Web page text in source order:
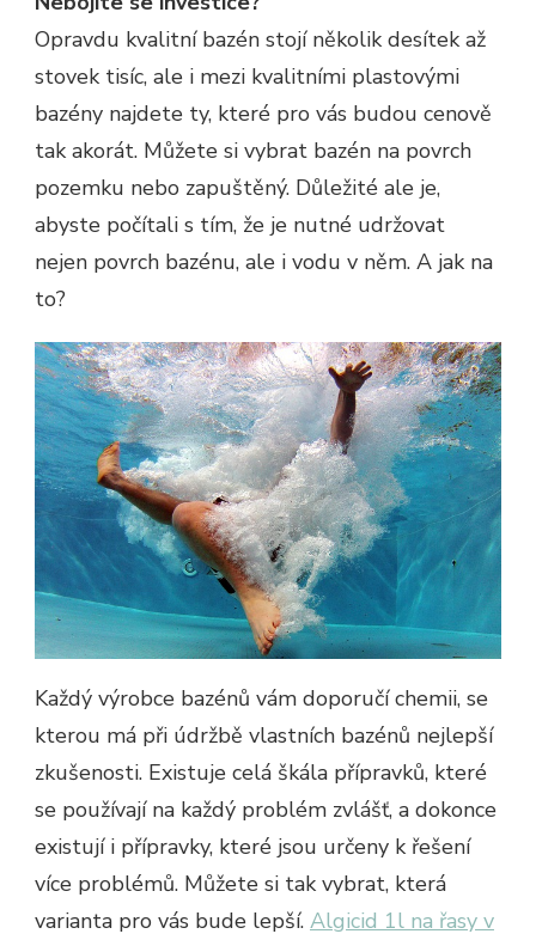
Opravdu kvalitní bazén stojí několik desítek až
stovek tisíc, ale i mezi kvalitními plastovými
bazény najdete ty, které pro vás budou cenově
tak akorát. Můžete si vybrat bazén na povrch
pozemku nebo zapuštěný. Důležité ale je,
abyste počítali s tím, že je nutné udržovat
nejen povrch bazénu, ale i vodu v něm. A jak na
to?
Každý výrobce bazénů vám doporučí chemii, se
kterou má při údržbě vlastních bazénů nejlepší
zkušenosti. Existuje celá škála přípravků, které
se používají na každý problém zvlášť, a dokonce
existují i přípravky, které jsou určeny k řešení
více problémů. Můžete si tak vybrat, která
varianta pro vás bude lepší. Algicid 1l na řasy v